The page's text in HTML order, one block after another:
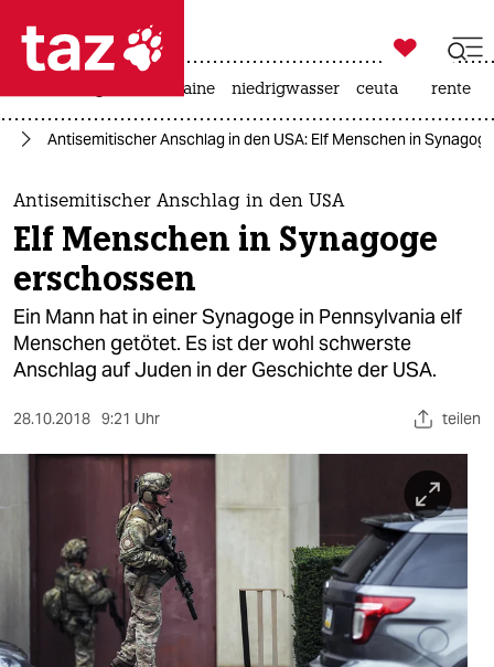
 taz zahl ich
taz zahl ich
themen
politik
öko
gesellschaft
sport
nord
wahrheit
verlag

taz zahl ich
krieg in der ukraine niedrigwasser ceuta rente
Antisemitischer Anschlag in den USA: Elf Menschen in
Antisemitischer Anschlag in den USA
Elf Menschen in Synagoge
erschossen
Ein Mann hat in einer Synagoge in Pennsylvania elf
Menschen getötet. Es ist der wohl schwerste
Anschlag auf Juden in der Geschichte der USA.
28.10.2018 9:21 Uhr teilen